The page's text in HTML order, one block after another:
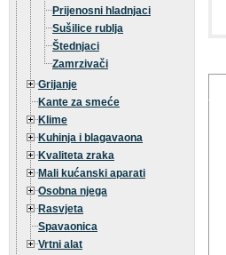
Prijenosni hladnjaci
Sušilice rublja
Štednjaci
Zamrzivači
Grijanje
Kante za smeće
Klime
Kuhinja i blagavaona
Kvaliteta zraka
Mali kućanski aparati
Osobna njega
Rasvjeta
Spavaonica
Vrtni alat